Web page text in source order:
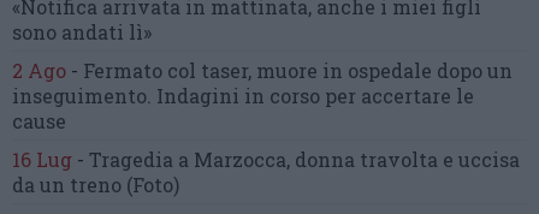
«Notifica arrivata in mattinata, anche i miei figli
sono andati lì»
2 Ago - Fermato col taser, muore in ospedale dopo un
inseguimento. Indagini in corso per accertare le
cause
16 Lug - Tragedia a Marzocca, donna travolta e uccisa
da un treno (Foto)